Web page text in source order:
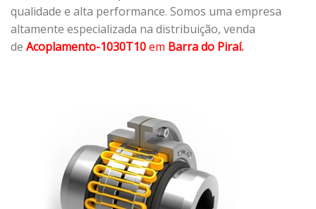
qualidade e alta performance. Somos uma empresa
altamente especializada na distribuição, venda
de Acoplamento-1030T10em Barra do Piraí.